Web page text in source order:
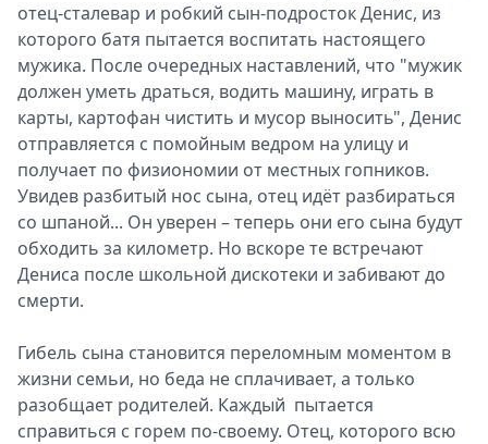
отец-сталевар и робкий сын-подросток Денис, из
которого батя пытается воспитать настоящего
мужика. После очередных наставлений, что "мужик
должен уметь драться, водить машину, играть в
карты, картофан чистить и мусор выносить", Денис
отправляется с помойным ведром на улицу и
получает по физиономии от местных гопников.
Увидев разбитый нос сына, отец идёт разбираться
со шпаной... Он уверен – теперь они его сына будут
обходить за километр. Но вскоре те встречают
Дениса после школьной дискотеки и забивают до
смерти.
Гибель сына становится переломным моментом в
жизни семьи, но беда не сплачивает, а только
разобщает родителей. Каждый пытается
справиться с горем по-своему. Отец, которого всю